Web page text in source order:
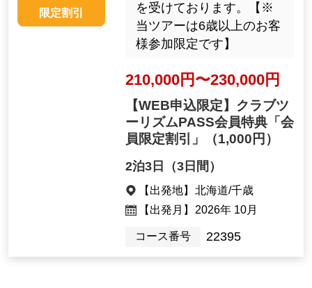
限定割引
を受けております。【※
当ツアーは6歳以上のお客
様参加限定です】
210,000円〜230,000円
【WEB申込限定】クラブツ
ーリズムPASS会員特典「会
員限定割引」
（1,000円）
2泊3日（3日間）
【出発地】 北海道/千歳
【出発月】 2026年 10月
コース番号 22395